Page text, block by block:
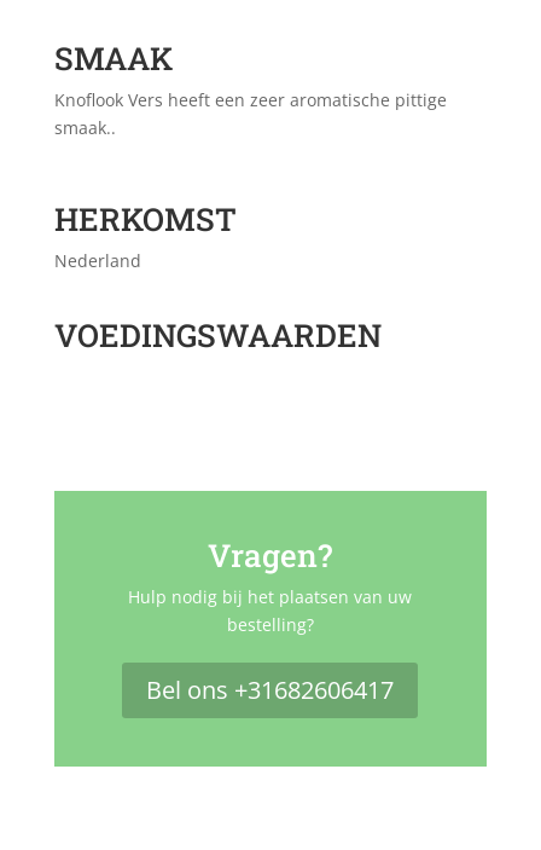
SMAAK
Knoflook Vers heeft een zeer aromatische pittige
smaak..
HERKOMST
Nederland
VOEDINGSWAARDEN
Vragen?
Hulp nodig bij het plaatsen van uw
bestelling?
Bel ons +31682606417